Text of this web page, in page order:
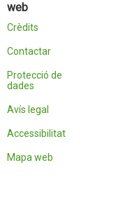
web
Crèdits
Contactar
Protecció de
dades
Avís legal
Accessibilitat
Mapa web